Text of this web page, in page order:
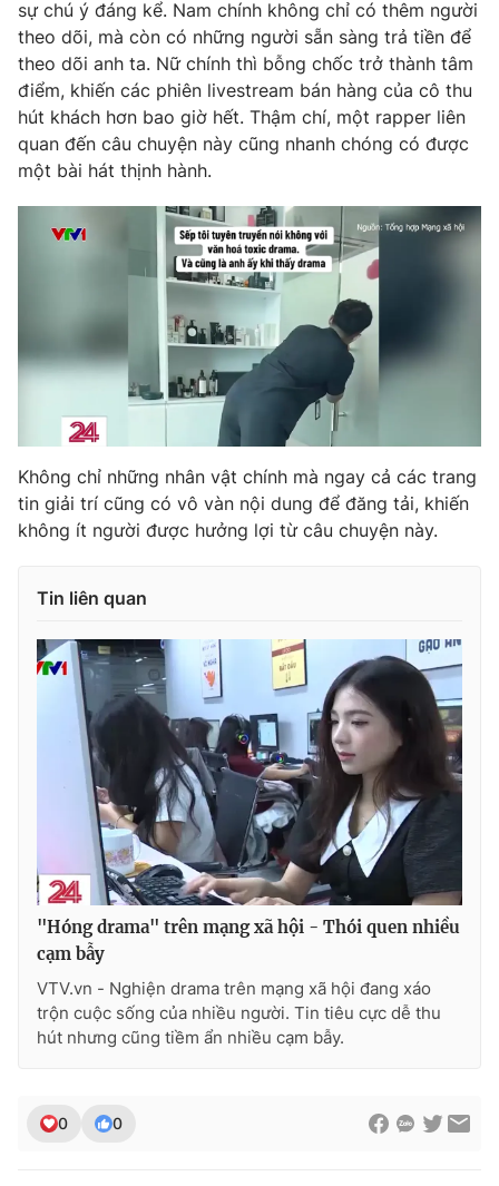
sự chú ý đáng kể. Nam chính không chỉ có thêm người
theo dõi, mà còn có những người sẵn sàng trả tiền để
theo dõi anh ta. Nữ chính thì bỗng chốc trở thành tâm
điểm, khiến các phiên livestream bán hàng của cô thu
hút khách hơn bao giờ hết. Thậm chí, một rapper liên
quan đến câu chuyện này cũng nhanh chóng có được
một bài hát thịnh hành.
Không chỉ những nhân vật chính mà ngay cả các trang
tin giải trí cũng có vô vàn nội dung để đăng tải, khiến
không ít người được hưởng lợi từ câu chuyện này.
Tin liên quan
"Hóng drama" trên mạng xã hội - Thói quen nhiều
cạm bẫy
VTV.vn - Nghiện drama trên mạng xã hội đang xáo
trộn cuộc sống của nhiều người. Tin tiêu cực dễ thu
hút nhưng cũng tiềm ẩn nhiều cạm bẫy.
0 0